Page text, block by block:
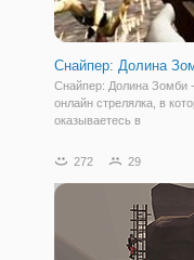
Снайпер: Долина
Снайпер: Долина Зомби
онлайн стрелялка, в
оказываетесь в
котором орудуют
получить свежую кровь.
в роли снайпера,
272 29